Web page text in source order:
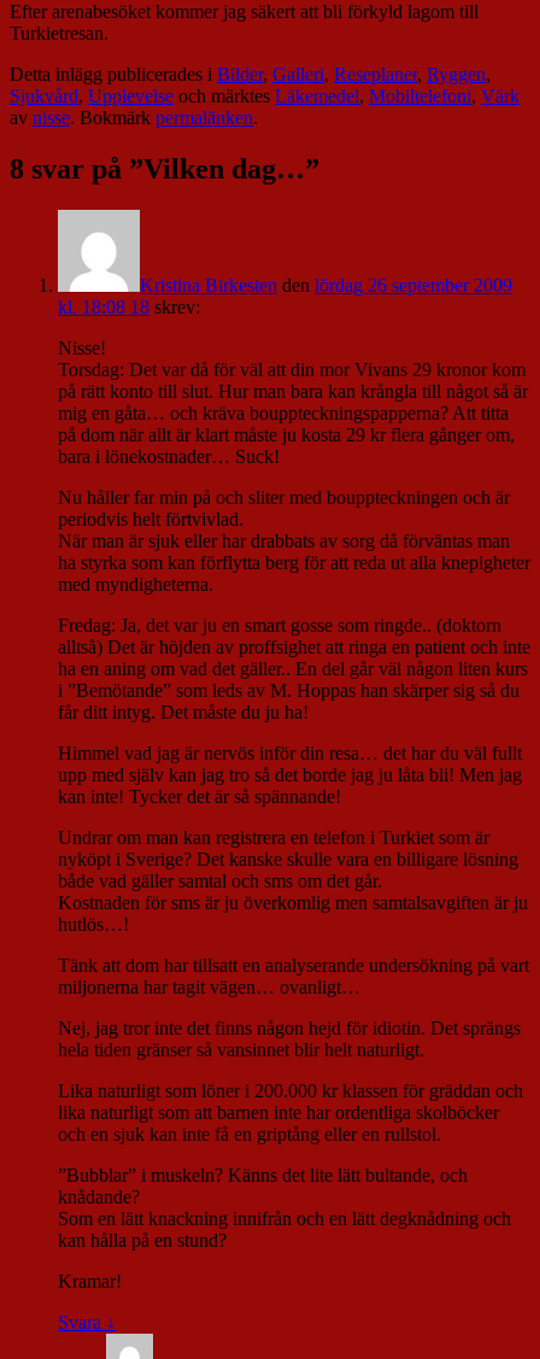
Efter arenabesöket kommer jag säkert att bli förkyld lagom till
Turkietresan.
Detta inlägg publicerades i Bilder, Galleri, Reseplaner, Ryggen,
Sjukvård, Upplevelse och märktes Läkemedel, Mobiltelefoni, Värk
av nisse. Bokmärk permalänken.
8 svar på ”Vilken dag…”
Kristina Birkesten den lördag 26 september 2009
kl. 18:08 18 skrev:
Nisse!
Torsdag: Det var då för väl att din mor Vivans 29 kronor kom
på rätt konto till slut. Hur man bara kan krångla till något så är
mig en gåta… och kräva bouppteckningspapperna? Att titta
på dom när allt är klart måste ju kosta 29 kr flera gånger om,
bara i lönekostnader… Suck!
Nu håller far min på och sliter med bouppteckningen och är
periodvis helt förtvivlad.
När man är sjuk eller har drabbats av sorg då förväntas man
ha styrka som kan förflytta berg för att reda ut alla knepigheter
med myndigheterna.
Fredag: Ja, det var ju en smart gosse som ringde.. (doktorn
alltså) Det är höjden av proffsighet att ringa en patient och inte
ha en aning om vad det gäller.. En del går väl någon liten kurs
i ”Bemötande” som leds av M. Hoppas han skärper sig så du
får ditt intyg. Det måste du ju ha!
Himmel vad jag är nervös inför din resa… det har du väl fullt
upp med själv kan jag tro så det borde jag ju låta bli! Men jag
kan inte! Tycker det är så spännande!
Undrar om man kan registrera en telefon i Turkiet som är
nyköpt i Sverige? Det kanske skulle vara en billigare lösning
både vad gäller samtal och sms om det går.
Kostnaden för sms är ju överkomlig men samtalsavgiften är ju
hutlös…!
Tänk att dom har tillsatt en analyserande undersökning på vart
miljonerna har tagit vägen… ovanligt…
Nej, jag tror inte det finns någon hejd för idiotin. Det sprängs
hela tiden gränser så vansinnet blir helt naturligt.
Lika naturligt som löner i 200.000 kr klassen för gräddan och
lika naturligt som att barnen inte har ordentliga skolböcker
och en sjuk kan inte få en griptång eller en rullstol.
”Bubblar” i muskeln? Känns det lite lätt bultande, och
knådande?
Som en lätt knackning innifrån och en lätt degknådning och
kan hålla på en stund?
Kramar!
Svara ↓